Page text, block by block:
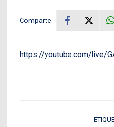
Comparte
https://youtube.com/live/